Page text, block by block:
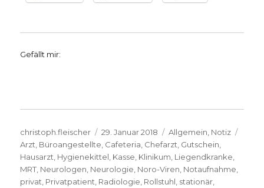
Gefällt mir:
Autor
christoph.fleischer
Veröffentlicht
am
29. Januar 2018 Kategorien
Allgemein Notiz
Arzt Büroangestellte Cafeteria Chefarzt Gutschein
Hausarzt Hygienekittel Kasse Klinikum Liegendkranke
MRT Neurologen Neurologie Noro-Viren Notaufnahme
privat Privatpatient Radiologie Rollstuhl stationär